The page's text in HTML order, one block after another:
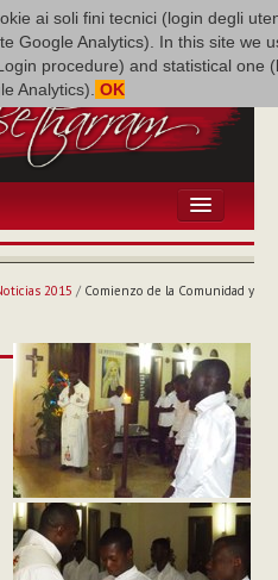
ai soli fini tecnici (login degli
Google Analytics). In this site we
procedure) and statistical one
Analytics). OK
2015 / Comienzo de la Comunidad y